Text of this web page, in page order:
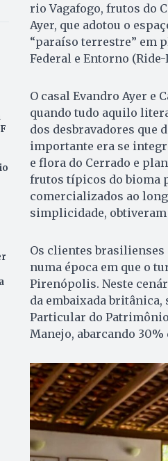
rio Vagafogo, frutos do
Ayer, que adotou o
“paraíso terrestre” em
Federal e Entorno (Ride-
O casal Evandro Ayer e
quando tudo aquilo
dos desbravadores que
importante era se
e flora do Cerrado e
frutos típicos do bioma
comercializados ao
simplicidade,
Os clientes brasilienses
numa época em que o
Pirenópolis. Neste
da embaixada britânica,
Particular do
Manejo, abarcando